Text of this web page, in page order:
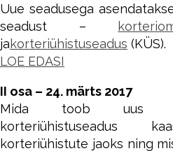
Uue seadusega
seadust –
jakorteriühistuseadus (KÜS).
LOE EDASI
II osa – 24. märts 2017
Mida toob uus
korteriühistuseadus
korteriühistute jaoks ning